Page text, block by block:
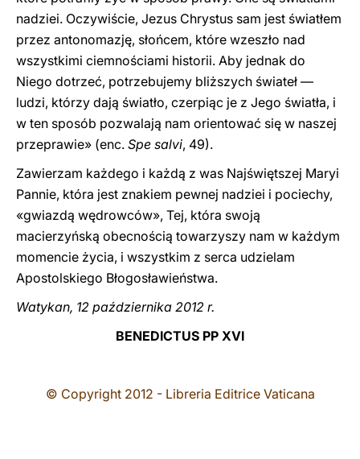
nadziei. Oczywiście, Jezus Chrystus sam jest światłem
przez antonomazję, słońcem, które wzeszło nad
wszystkimi ciemnościami historii. Aby jednak do
Niego dotrzeć, potrzebujemy bliższych świateł —
ludzi, którzy dają światło, czerpiąc je z Jego światła, i
w ten sposób pozwalają nam orientować się w naszej
przeprawie» (enc. Spe salvi, 49).
Zawierzam każdego i każdą z was Najświętszej Maryi
Pannie, która jest znakiem pewnej nadziei i pociechy,
«gwiazdą wędrowców», Tej, która swoją
macierzyńską obecnością towarzyszy nam w każdym
momencie życia, i wszystkim z serca udzielam
Apostolskiego Błogosławieństwa.
Watykan, 12 października 2012 r.
BENEDICTUS PP XVI
© Copyright 2012 - Libreria Editrice Vaticana